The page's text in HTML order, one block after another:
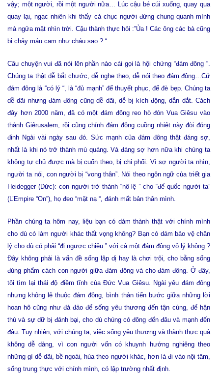
vậy; một người, rồi một người nữa… Lúc cậu bé cúi xuống, quay qua
quay lại, ngạc nhiên khi thấy cả chục người đứng chung quanh mình
mà ngửa mặt nhìn trời. Cậu thành thực hỏi :”Ủa ! Các ông các bà cũng
bị chảy máu cam như cháu sao ? “.
Câu chuyện vui đã nói lên phần nào cái gọi là hội chứng “đám đông “.
Chúng ta thật dễ bắt chước, dễ nghe theo, dễ nói theo đám đông…Cứ
đám đông là “có lý “, là “đủ mạnh” để thuyết phục, để đè bẹp. Chúng ta
dễ dãi nhưng đám đông cũng dễ dãi, dễ bị kích động, dẫn dắt. Cách
đây hơn 2000 năm, đã có một đám đông reo hò đón Vua Giêsu vào
thành Giêrusalem, rồi cũng chính đám đông cuồng nhiệt này đòi đóng
đinh Ngài vài ngày sau đó. Sức mạnh của đám đông thật đáng sợ,
nhất là khi nó trở thành mù quáng. Và đáng sợ hơn nữa khi chúng ta
không tự chủ được mà bị cuốn theo, bị chi phối. Vì sợ người ta nhìn,
người ta nói, con người bị “vong thân”. Nói theo ngôn ngữ của triết gia
Heidegger (Đức): con người trở thành “nô lệ ” cho “đế quốc người ta”
(L’Empire “On”), họ đeo “mặt nạ “, đánh mất bản thân mình.
Phần chúng ta hôm nay, liệu bạn có dám thành thật với chính mình
cho dù có làm người khác thất vọng không? Bạn có dám bảo vệ chân
lý cho dù có phải “đi ngược chiều ” với cả một đám đông vô lý không ?
Đây không phải là vấn đề sống lập dị hay là chơi trội, cho bằng sống
đúng phẩm cách con người giữa đám đông và cho đám đông. Ở đây,
tôi tìm lại thái độ điềm tĩnh của Đức Vua Giêsu. Ngài yêu đám đông
nhưng không lệ thuộc đám đông, bình thản tiến bước giữa những lời
hoan hô cũng như đả đảo để sống yêu thương đến tận cùng, để hận
thù và sự dữ bị đánh bại, cho dù chúng có đông đến đâu và mạnh đến
đâu. Tuy nhiên, với chúng ta, việc sống yêu thương và thành thực quả
không dễ dàng, vì con người vốn có khuynh hướng nghiêng theo
những gì dễ dãi, bề ngoài, hùa theo người khác, hơn là đi vào nội tâm,
sống trung thực với chính mình, có lập trường nhất định.